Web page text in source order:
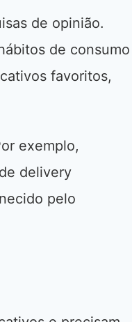
de opinião.
de consumo
favoritos,
exemplo,
delivery
pelo